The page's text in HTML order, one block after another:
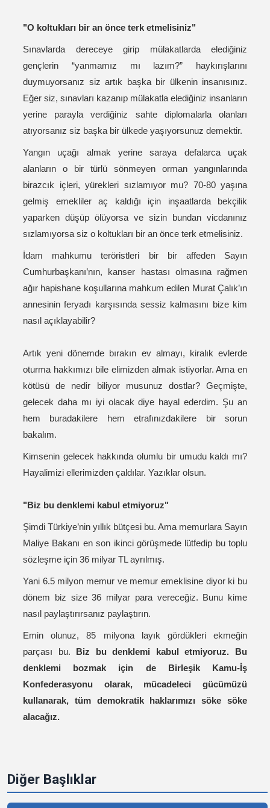
Diğer Başlıklar
"O koltukları bir an önce terk etmelisiniz"
Sınavlarda dereceye girip mülakatlarda elediğiniz
gençlerin “yanmamız mı lazım?” haykırışlarını
duymuyorsanız siz artık başka bir ülkenin insanısınız.
Eğer siz, sınavları kazanıp mülakatla elediğiniz insanların
yerine parayla verdiğiniz sahte diplomalarla olanları
atıyorsanız siz başka bir ülkede yaşıyorsunuz demektir.
Yangın uçağı almak yerine saraya defalarca uçak
alanların o bir türlü sönmeyen orman yangınlarında
birazcık içleri, yürekleri sızlamıyor mu? 70-80 yaşına
gelmiş emekliler aç kaldığı için inşaatlarda bekçilik
yaparken düşüp ölüyorsa ve sizin bundan vicdanınız
sızlamıyorsa siz o koltukları bir an önce terk etmelisiniz.
İdam mahkumu teröristleri bir bir affeden Sayın
Cumhurbaşkanı’nın, kanser hastası olmasına rağmen
ağır hapishane koşullarına mahkum edilen Murat Çalık’ın
annesinin feryadı karşısında sessiz kalmasını bize kim
nasıl açıklayabilir?
Artık yeni dönemde bırakın ev almayı, kiralık evlerde
oturma hakkımızı bile elimizden almak istiyorlar. Ama en
kötüsü de nedir biliyor musunuz dostlar? Geçmişte,
gelecek daha mı iyi olacak diye hayal ederdim. Şu an
hem buradakilere hem etrafınızdakilere bir sorun
bakalım.
Kimsenin gelecek hakkında olumlu bir umudu kaldı mı?
Hayalimizi ellerimizden çaldılar. Yazıklar olsun.
"Biz bu denklemi kabul etmiyoruz"
Şimdi Türkiye’nin yıllık bütçesi bu. Ama memurlara Sayın
Maliye Bakanı en son ikinci görüşmede lütfedip bu toplu
sözleşme için 36 milyar TL ayrılmış.
Yani 6.5 milyon memur ve memur emeklisine diyor ki bu
dönem biz size 36 milyar para vereceğiz. Bunu kime
nasıl paylaştırırsanız paylaştırın.
Emin olunuz, 85 milyona layık gördükleri ekmeğin
parçası bu. Biz bu denklemi kabul etmiyoruz. Bu
denklemi bozmak için de Birleşik Kamu-İş
Konfederasyonu olarak, mücadeleci gücümüzü
kullanarak, tüm demokratik haklarımızı söke söke
alacağız.